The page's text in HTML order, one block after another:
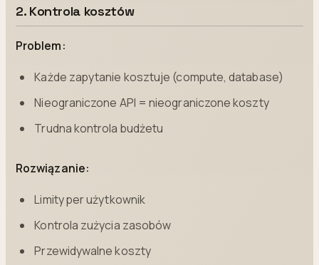
2. Kontrola kosztów
Problem:
Każde zapytanie kosztuje (compute, database)
Nieograniczone API = nieograniczone koszty
Trudna kontrola budżetu
Rozwiązanie:
Limity per użytkownik
Kontrola zużycia zasobów
Przewidywalne koszty